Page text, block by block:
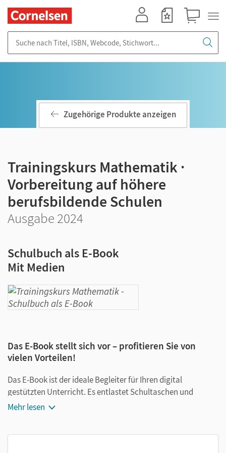
Zugehörige Produkte anzeigen
Trainingskurs Mathematik ·
Vorbereitung auf höhere
berufsbildende Schulen
Ausgabe 2024
Schulbuch als E-Book
Mit Medien
Das E-Book stellt sich vor – profitieren Sie von
vielen Vorteilen!
Das E-Book ist der ideale Begleiter für Ihren digital
gestützten Unterricht. Es entlastet Schultaschen und
Rucksäcke und ist jederzeit unkompliziert verfügbar.
Mehr lesen